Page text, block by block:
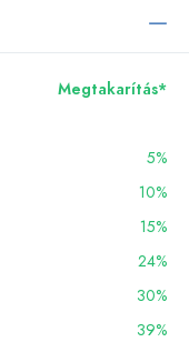
Megtakarítás*
5%
10%
15%
24%
30%
39%